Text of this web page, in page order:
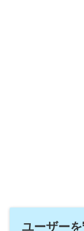
ユーザーを